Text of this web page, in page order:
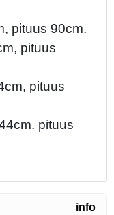
pituus 90cm.
pituus
pituus
pituus
info